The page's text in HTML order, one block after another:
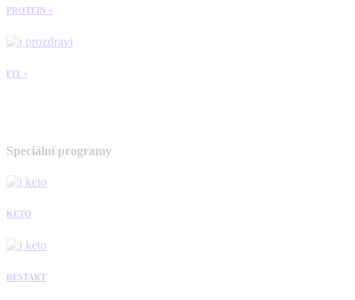
PROTEIN +
FIT +
Speciální programy
KETO
RESTART